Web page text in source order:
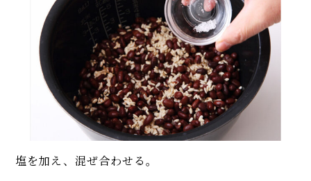
塩を加え、混ぜ合わせる。